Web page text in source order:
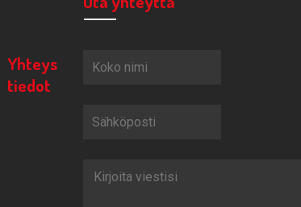
Yhteys
tiedot